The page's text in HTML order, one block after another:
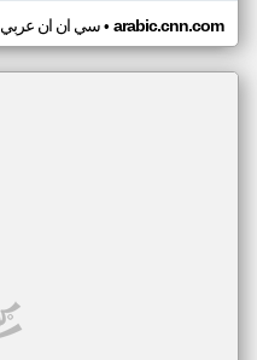
سي ان ان عربي• arabic.cnn.com